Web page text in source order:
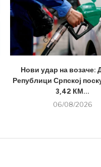
Нови удар на возаче:
Републици Српској
3,42 КМ...
06/08/2026